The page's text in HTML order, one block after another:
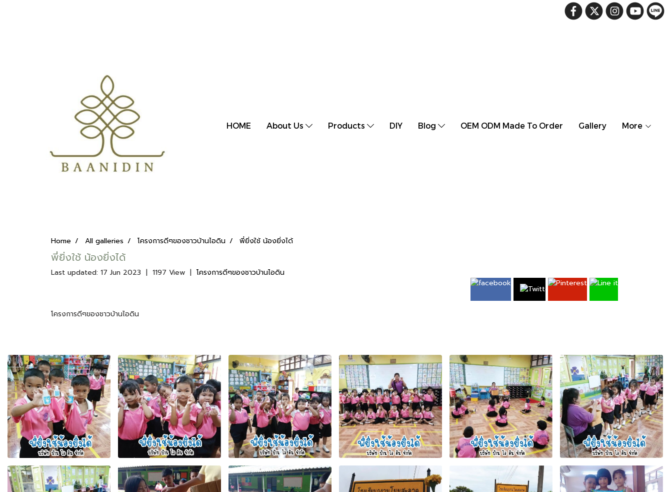
HOME About Us Products DIY Blog OEM ODM Made To Order Gallery More
Home All galleries โครงการดีๆของชาวบ้านไอดิน พี่ยิ่งใช้ น้องยิ่งได้
พี่ยิ่งใช้ น้องยิ่งได้
Last updated: 17 Jun 2023 | 1197 View | โครงการดีๆของชาวบ้านไอดิน
โครงการดีๆของชาวบ้านไอดิน